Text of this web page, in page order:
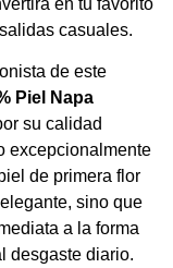
casuales.
de este
Piel Napa
su calidad
excepcionalmente
de primera flor
sino que
a la forma
desgaste diario.